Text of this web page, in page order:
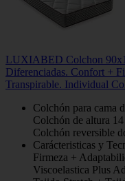
LUXIABED Colchon
Diferenciadas. Confort +
Transpirable. Individual
Colchón para cama
Colchón de altura
Colchón reversible
Carácteristicas y
Firmeza +
Viscoelastica Plus